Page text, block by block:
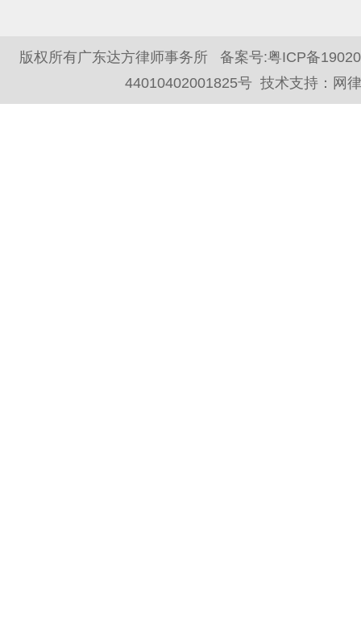
版权所有广东达方律师事务所 备案号:粤ICP备
44010402001825号 技术支持： 网